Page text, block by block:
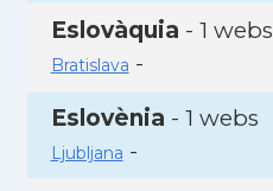
Eslovàquia - 1 webs
Bratislava -
Eslovènia - 1 webs
Ljubljana -